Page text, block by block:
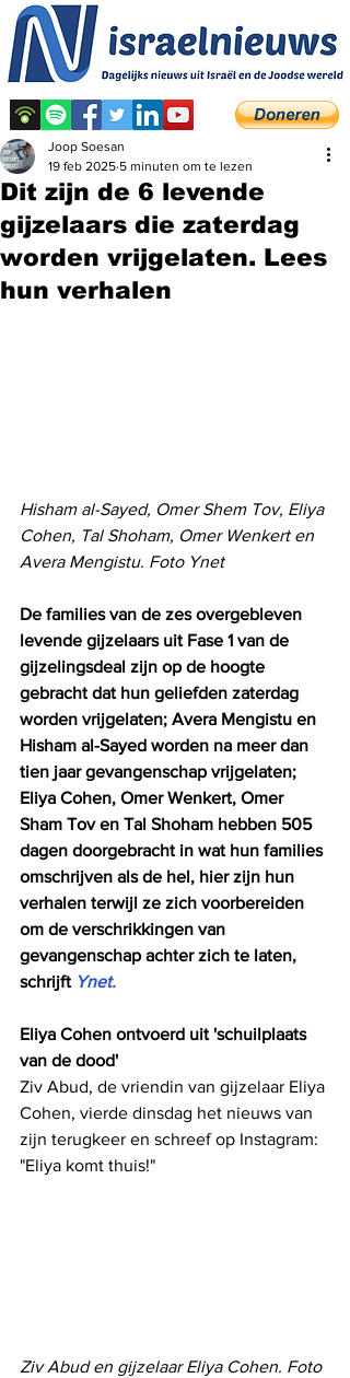
Dit zijn de 6 levende
gijzelaars die zaterdag
worden vrijgelaten. Lees
hun verhalen
Joop Soesan
19 feb 2025 5 minuten om te lezen
Hisham al-Sayed, Omer Shem Tov, Eliya
Cohen, Tal Shoham, Omer Wenkert en
Avera Mengistu. Foto Ynet
De families van de zes overgebleven
levende gijzelaars uit Fase 1 van de
gijzelingsdeal zijn op de hoogte
gebracht dat hun geliefden zaterdag
worden vrijgelaten; Avera Mengistu en
Hisham al-Sayed worden na meer dan
tien jaar gevangenschap vrijgelaten;
Eliya Cohen, Omer Wenkert, Omer
Sham Tov en Tal Shoham hebben 505
dagen doorgebracht in wat hun families
omschrijven als de hel, hier zijn hun
verhalen terwijl ze zich voorbereiden
om de verschrikkingen van
gevangenschap achter zich te laten,
schrijft Ynet.
Eliya Cohen ontvoerd uit 'schuilplaats
van de dood'
Ziv Abud, de vriendin van gijzelaar Eliya
Cohen, vierde dinsdag het nieuws van
zijn terugkeer en schreef op Instagram:
"Eliya komt thuis!"
Ziv Abud en gijzelaar Eliya Cohen. Foto